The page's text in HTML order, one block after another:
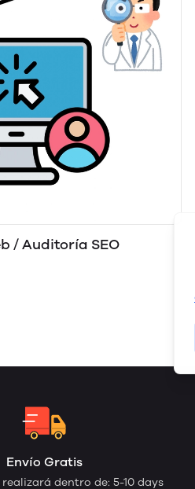
/ Auditoría SEO
Envío Gratis
dentro de: 5-10 days